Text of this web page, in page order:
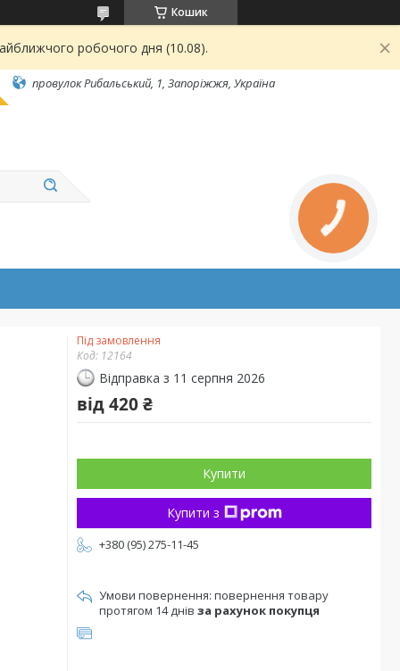
Кошик
робочого дня (10.08).
провулок Рибальський, 1, Запоріжжя, Україна
Під замовлення
Код: 12164
Відправка з 11 серпня 2026
від420 ₴
Купити
Купити з
+380 (95) 275-11-45
повернення товару
протягом 14 днів за рахунок покупця